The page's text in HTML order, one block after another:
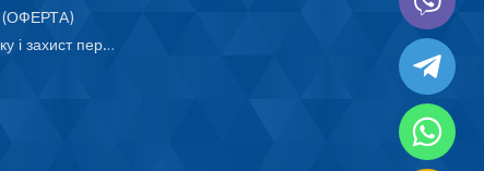
Положення про обробку і захист персональних даних